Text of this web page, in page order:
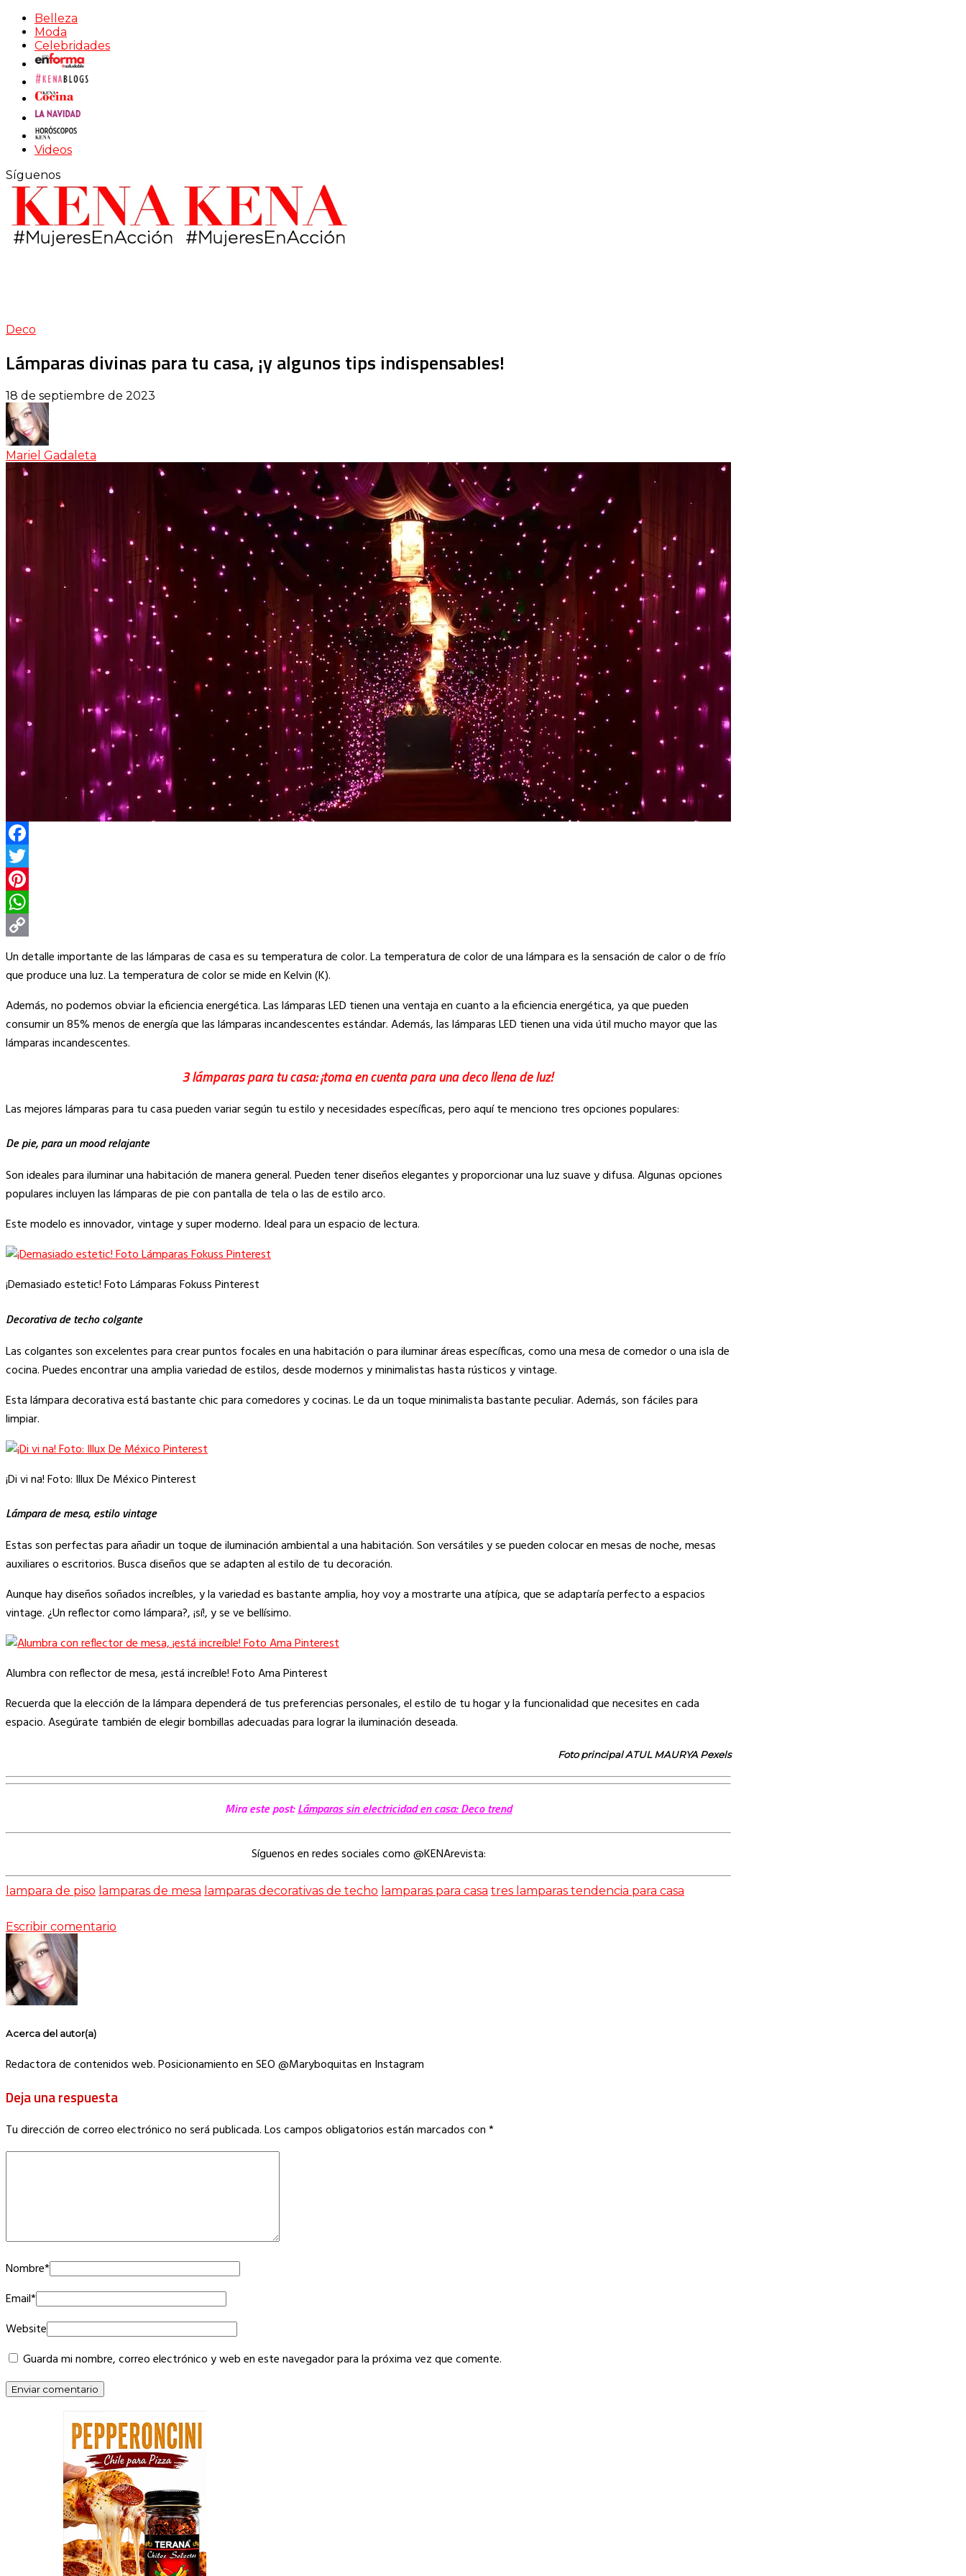
Belleza
Moda
Celebridades
Videos
Síguenos
Deco
Lámparas divinas para tu casa, ¡y algunos tips indispensables!
18 de septiembre de 2023
Mariel Gadaleta
Facebook
Twitter
Pinterest
WhatsApp
Copy
Link
Un detalle importante de las lámparas de casa es su temperatura de color. La temperatura de color de una lámpara es la sensación de calor o de frío
que produce una luz. La temperatura de color se mide en Kelvin (K).
Además, no podemos obviar la eficiencia energética. Las lámparas LED tienen una ventaja en cuanto a la eficiencia energética, ya que pueden
consumir un 85% menos de energía que las lámparas incandescentes estándar. Además, las lámparas LED tienen una vida útil mucho mayor que las
lámparas incandescentes.
3 lámparas para tu casa: ¡toma en cuenta para una deco llena de luz!
Las mejores lámparas para tu casa pueden variar según tu estilo y necesidades específicas, pero aquí te menciono tres opciones populares:
De pie, para un mood relajante
Son ideales para iluminar una habitación de manera general. Pueden tener diseños elegantes y proporcionar una luz suave y difusa. Algunas opciones
populares incluyen las lámparas de pie con pantalla de tela o las de estilo arco.
Este modelo es innovador, vintage y super moderno. Ideal para un espacio de lectura.
¡Demasiado estetic! Foto Lámparas Fokuss Pinterest
Decorativa de techo colgante
Las colgantes son excelentes para crear puntos focales en una habitación o para iluminar áreas específicas, como una mesa de comedor o una isla de
cocina. Puedes encontrar una amplia variedad de estilos, desde modernos y minimalistas hasta rústicos y vintage.
Esta lámpara decorativa está bastante chic para comedores y cocinas. Le da un toque minimalista bastante peculiar. Además, son fáciles para
limpiar.
¡Di vi na! Foto: Illux De México Pinterest
Lámpara de mesa, estilo vintage
Estas son perfectas para añadir un toque de iluminación ambiental a una habitación. Son versátiles y se pueden colocar en mesas de noche, mesas
auxiliares o escritorios. Busca diseños que se adapten al estilo de tu decoración.
Aunque hay diseños soñados increíbles, y la variedad es bastante amplia, hoy voy a mostrarte una atípica, que se adaptaría perfecto a espacios
vintage. ¿Un reflector como lámpara?, ¡sí!, y se ve bellísimo.
Alumbra con reflector de mesa, ¡está increíble! Foto Ama Pinterest
Recuerda que la elección de la lámpara dependerá de tus preferencias personales, el estilo de tu hogar y la funcionalidad que necesites en cada
espacio. Asegúrate también de elegir bombillas adecuadas para lograr la iluminación deseada.
Foto principal ATUL MAURYA Pexels
Mira este post:Lámparas sin electricidad en casa: Deco trend
Síguenos en redes sociales como @KENArevista:
lampara de piso lamparas de mesa lamparas decorativas de techo lamparas para casa tres lamparas tendencia para casa
Escribir comentario
Acerca del autor(a)
Redactora de contenidos web. Posicionamiento en SEO @Maryboquitas en Instagram
Deja una respuesta
Tu dirección de correo electrónico no será publicada.Los campos obligatorios están marcados con*
Nombre*
Email*
Website
Guarda mi nombre, correo electrónico y web en este navegador para la próxima vez que comente.